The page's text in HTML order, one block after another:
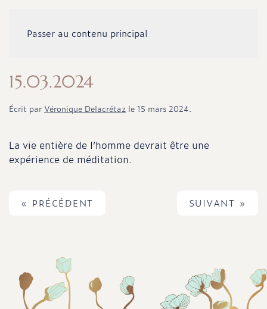
Passer au contenu principal
15.03.2024
Écrit par Véronique Delacrétaz le 15 mars 2024.
La vie entière de l’homme devrait être une
expérience de méditation.
« PRÉCÉDENT SUIVANT »